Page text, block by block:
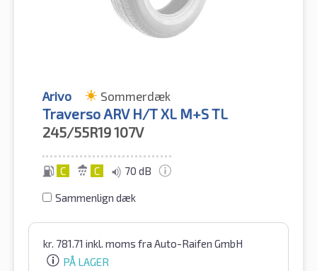
Arivo Sommerdæk
Traverso ARV H/T XL M+S TL
245/55R19107V
C C 70 dB
Sammenlign dæk
kr. 781.71 inkl. moms fra Auto-Raifen GmbH
PÅ LAGER